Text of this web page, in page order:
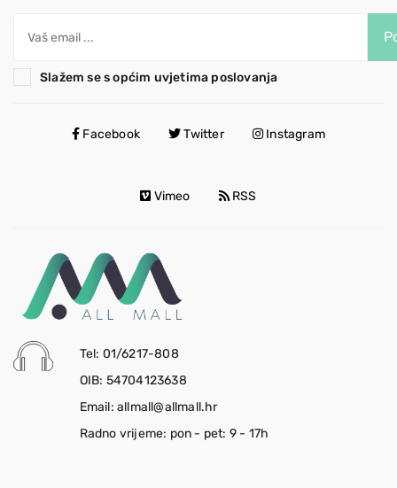
Slažem se s općim uvjetima poslovanja
Facebook Twitter Instagram
Vimeo RSS
Tel: 01/6217-808
OIB: 54704123638
Email: allmall@allmall.hr
Radno vrijeme: pon - pet: 9 - 17h